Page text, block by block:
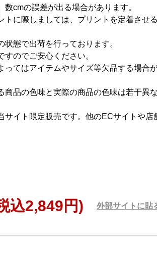
cmの誤差が出る場合があります。
トに際しましては、プリントを定着させ
態で出荷を行っております。
のでご安心ください。
ってはアイテムやサイズ等欠品する場合
商品の色味と実際の商品の色味は若干異
サイト限定販売です。他のECサイトや店
込2,849円) 外部サイトに貼